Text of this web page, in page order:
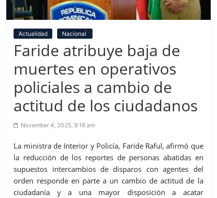
Actualidad Nacional
Faride atribuye baja de
muertes en operativos
policiales a cambio de
actitud de los ciudadanos
November 4, 2025, 9:16 am
La ministra de Interior y Policía, Faride Raful, afirmó que
la reducción de los reportes de personas abatidas en
supuestos intercambios de disparos con agentes del
orden responde en parte a un cambio de actitud de la
ciudadanía y a una mayor disposición a acatar